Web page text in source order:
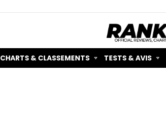
CHARTS & CLASSEMENTS TESTS & AVIS